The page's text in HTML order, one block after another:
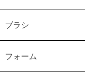
ブラシ
フォーム